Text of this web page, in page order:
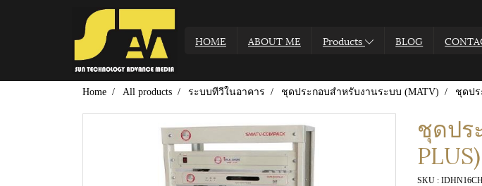
HOME ABOUT ME Products BLOG
Home All products ระบบทีวีในอาคาร ชุดประกอบสำหรับงานระบบ (MATV) ชุดปร
ชุดปร
SKU :